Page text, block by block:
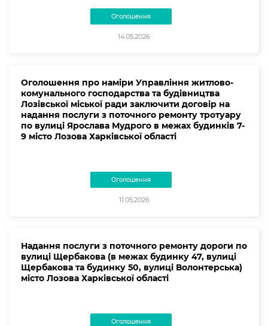
Оголошення
14.05.2026
Оголошення про наміри Управління житлово-
комунального господарства та будівництва
Лозівської міської ради заключити договір на
надання послуги з поточного ремонту тротуару
по вулиці Ярослава Мудрого в межах будинків 7-
9 місто Лозова Харківської області
Оголошення
11.05.2026
Надання послуги з поточного ремонту дороги по
вулиці Щербакова (в межах будинку 47, вулиці
Щербакова та будинку 50, вулиці Волонтерська)
місто Лозова Харківської області
Оголошення